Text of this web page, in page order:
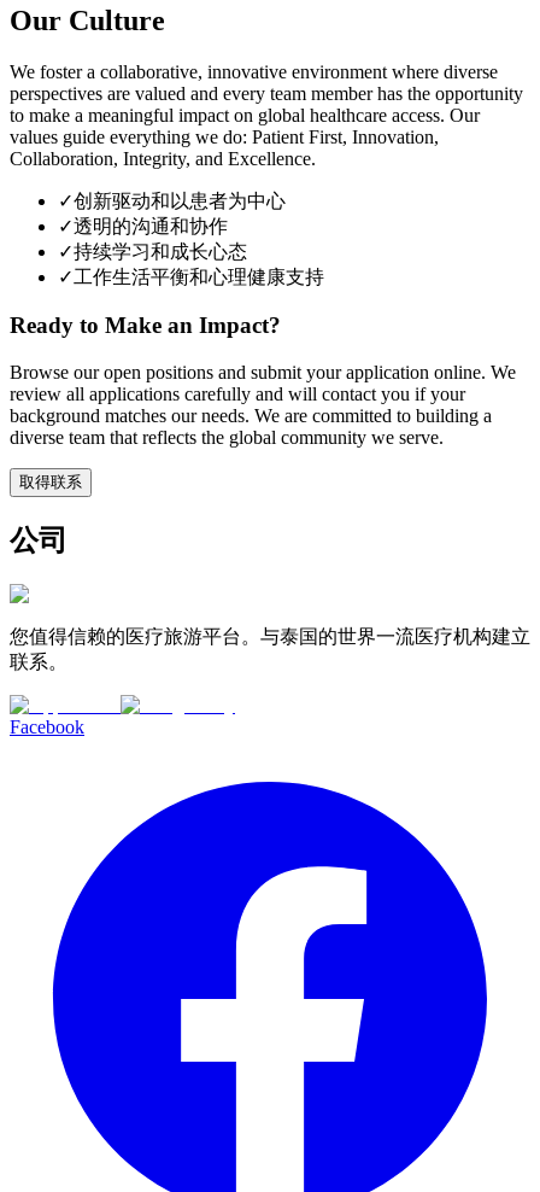
Our Culture
We foster a collaborative, innovative environment where diverse
perspectives are valued and every team member has the opportunity
to make a meaningful impact on global healthcare access. Our
values guide everything we do: Patient First, Innovation,
Collaboration, Integrity, and Excellence.
✓创新驱动和以患者为中心
✓透明的沟通和协作
✓持续学习和成长心态
✓工作生活平衡和心理健康支持
Ready to Make an Impact?
Browse our open positions and submit your application online. We
review all applications carefully and will contact you if your
background matches our needs. We are committed to building a
diverse team that reflects the global community we serve.
取得联系
公司
您值得信赖的医疗旅游平台。与泰国的世界一流医疗机构建立
联系。
Facebook